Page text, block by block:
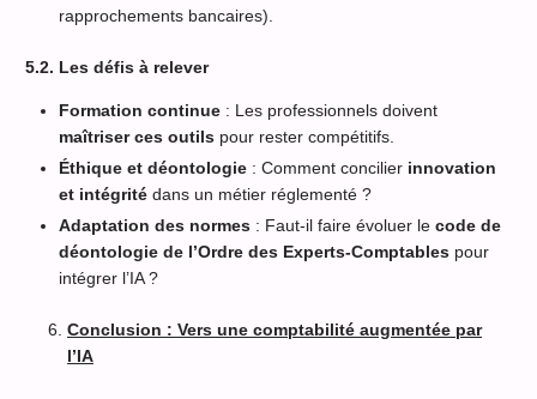
rapprochements bancaires).
5.2. Les défis à relever
Formation continue : Les professionnels doivent
maîtriser ces outils pour rester compétitifs.
Éthique et déontologie : Comment concilier innovation
et intégrité dans un métier réglementé ?
Adaptation des normes : Faut-il faire évoluer le code de
déontologie de l’Ordre des Experts-Comptables pour
intégrer l’IA ?
Conclusion : Vers une comptabilité augmentée par
l’IA